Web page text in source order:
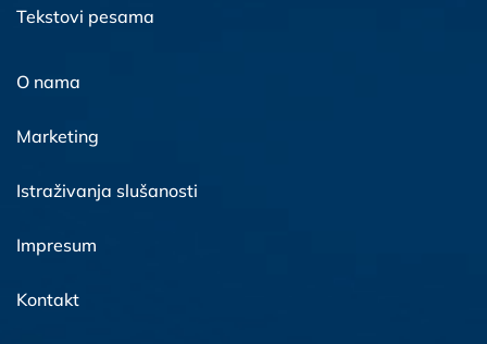
Tekstovi pesama
O nama
Marketing
Istraživanja slušanosti
Impresum
Kontakt